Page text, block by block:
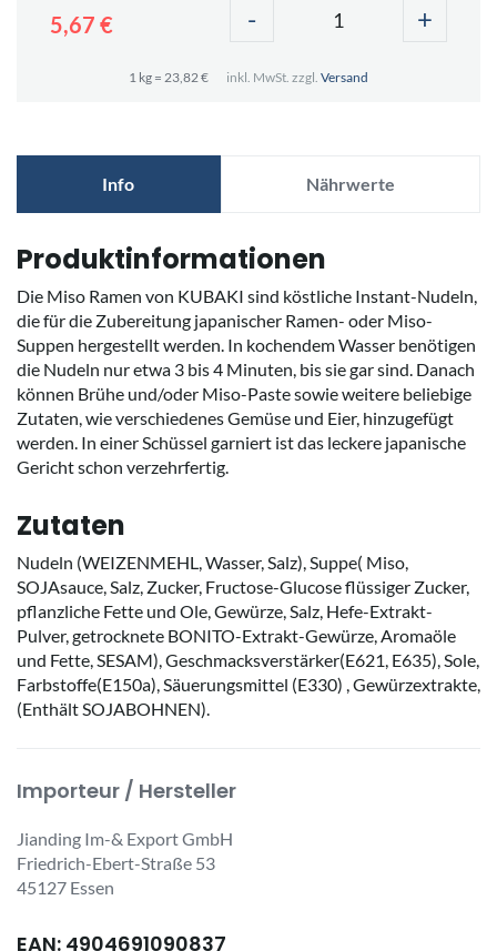
5,67 € - +
1 kg = 23,82 € inkl. MwSt. zzgl. Versand
Info Nährwerte
Produktinformationen
Die Miso Ramen von KUBAKI sind köstliche Instant-Nudeln,
die für die Zubereitung japanischer Ramen- oder Miso-
Suppen hergestellt werden. In kochendem Wasser benötigen
die Nudeln nur etwa 3 bis 4 Minuten, bis sie gar sind. Danach
können Brühe und/oder Miso-Paste sowie weitere beliebige
Zutaten, wie verschiedenes Gemüse und Eier, hinzugefügt
werden. In einer Schüssel garniert ist das leckere japanische
Gericht schon verzehrfertig.
Zutaten
Nudeln (WEIZENMEHL, Wasser, Salz), Suppe( Miso,
SOJAsauce, Salz, Zucker, Fructose-Glucose flüssiger Zucker,
pflanzliche Fette und Ole, Gewürze, Salz, Hefe-Extrakt-
Pulver, getrocknete BONITO-Extrakt-Gewürze, Aromaöle
und Fette, SESAM), Geschmacksverstärker(E621, E635), Sole,
Farbstoffe(E150a), Säuerungsmittel (E330) , Gewürzextrakte,
(Enthält SOJABOHNEN).
Importeur / Hersteller
Jianding Im-& Export GmbH
Friedrich-Ebert-Straße 53
45127 Essen
EAN: 4904691090837